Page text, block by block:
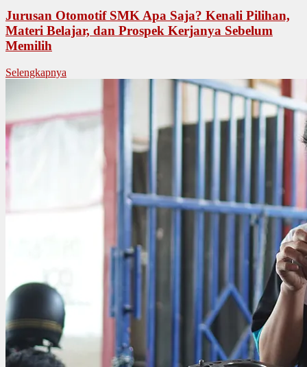
Jurusan Otomotif SMK Apa Saja? Kenali Pilihan,
Materi Belajar, dan Prospek Kerjanya Sebelum
Memilih
Selengkapnya